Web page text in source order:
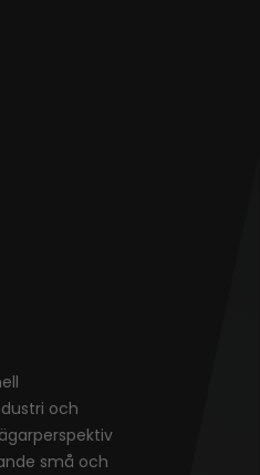
och
små och